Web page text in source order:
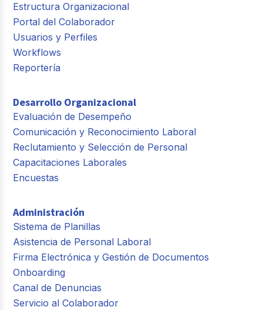
Estructura Organizacional
Portal del Colaborador
Usuarios y Perfiles
Workflows
Reportería
Desarrollo Organizacional
Evaluación de Desempeño
Comunicación y Reconocimiento Laboral
Reclutamiento y Selección de Personal
Capacitaciones Laborales
Encuestas
Administración
Sistema de Planillas
Asistencia de Personal Laboral
Firma Electrónica y Gestión de Documentos
Onboarding
Canal de Denuncias
Servicio al Colaborador